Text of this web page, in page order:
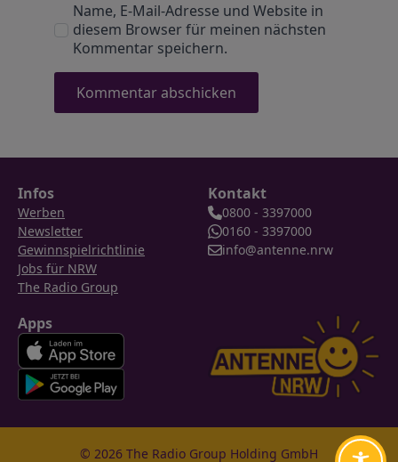
Name, E-Mail-Adresse und Website in
diesem Browser für meinen nächsten
Kommentar speichern.
Infos
Werben
Newsletter
Gewinnspielrichtlinie
Jobs für NRW
The Radio Group
Kontakt
0800 - 3397000
0160 - 3397000
info@antenne.nrw
Apps
© 2026 The Radio Group Holding GmbH